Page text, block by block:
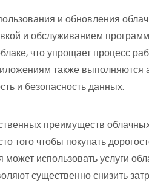
и обновления
и обслуживанием
что упрощает процесс
также выполняются
и безопасность данных.
преимуществ
того чтобы покупать
использовать услуги
существенно снизить